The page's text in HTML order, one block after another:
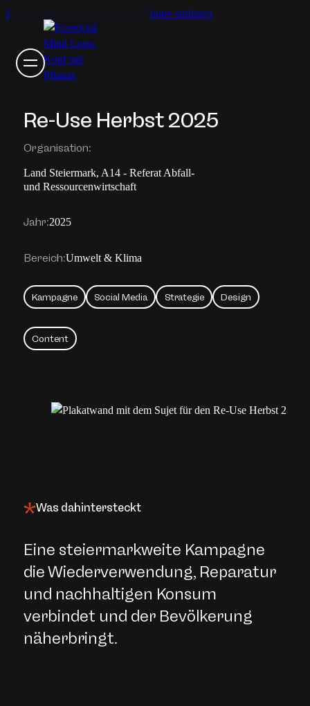
Zum Hauptinhalt springen Zum Footer springen
Re-Use Herbst 2025
Organisation:
Land Steiermark, A14 - Referat Abfall-
und Ressourcenwirtschaft
Jahr:2025
Bereich:Umwelt & Klima
Kampagne Social Media Strategie Design
Content
Was dahintersteckt
Eine steiermarkweite Kampagne
die Wiederverwendung, Reparatur
und nachhaltigen Konsum
verbindet und der Bevölkerung
näherbringt.